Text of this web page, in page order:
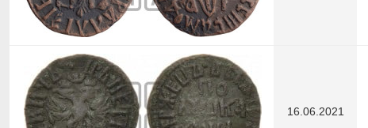
16.06.2021